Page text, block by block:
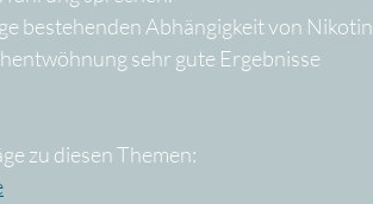
bestehenden Abhängigkeit von Nikotin
sehr gute Ergebnisse
zu diesen Themen: